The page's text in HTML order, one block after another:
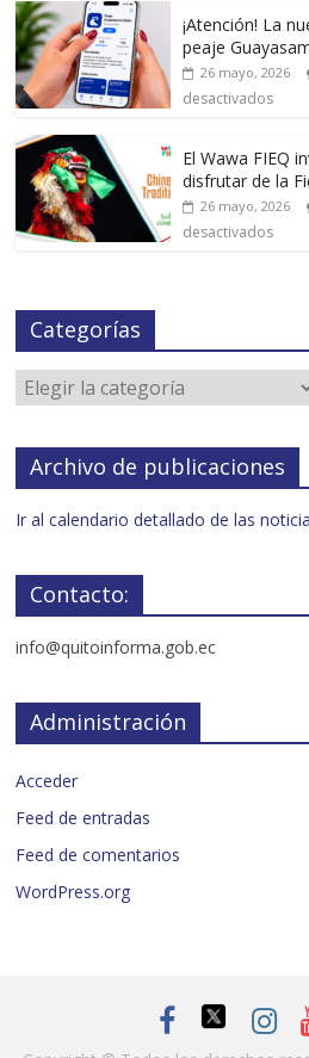
¡Atención! La
peaje
26 mayo, 2026
desactivados
El Wawa FIEQ
disfrutar de la
26 mayo, 2026
desactivados
Categorías
Archivo de publicaciones
Ir al calendario detallado de las
Contacto:
info@quitoinforma.gob.ec
Administración
Acceder
Feed de entradas
Feed de comentarios
WordPress.org